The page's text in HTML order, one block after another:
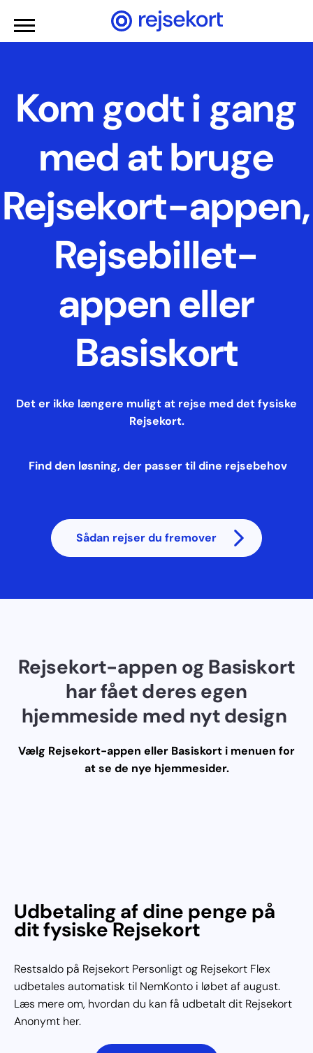
Gå til hovedindhold
Kom godt i gang
med at bruge
Rejsekort-appen,
Rejsebillet-
appen eller
Basiskort
Det er ikke længere muligt at rejse med det fysiske
Rejsekort.
Find den løsning, der passer til dine rejsebehov
Sådan rejser du fremover
Rejsekort-appen og Basiskort
har fået deres egen
hjemmeside med nyt design
Vælg Rejsekort-appen eller Basiskort i menuen for
at se de nye hjemmesider.
Udbetaling af dine penge på
dit fysiske Rejsekort
Restsaldo på Rejsekort Personligt og Rejsekort Flex
udbetales automatisk til NemKonto i løbet af august.
Læs mere om, hvordan du kan få udbetalt dit Rejsekort
Anonymt her.